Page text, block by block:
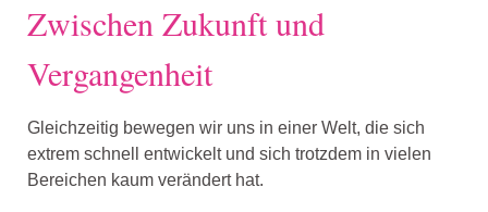
Zwischen Zukunft und
Vergangenheit
Gleichzeitig bewegen wir uns in einer Welt, die sich
extrem schnell entwickelt und sich trotzdem in vielen
Bereichen kaum verändert hat.